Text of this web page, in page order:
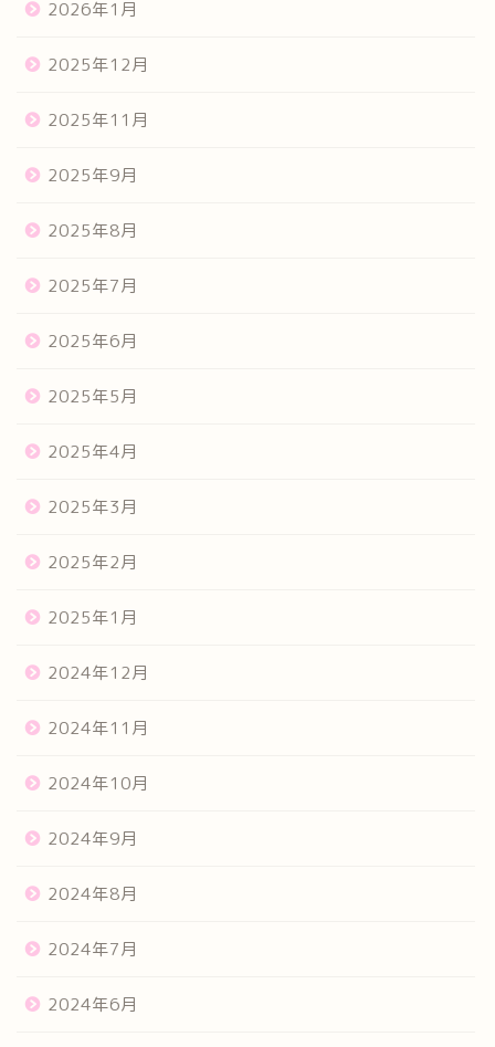
2026年1月
2025年12月
2025年11月
2025年9月
2025年8月
2025年7月
2025年6月
2025年5月
2025年4月
2025年3月
2025年2月
2025年1月
2024年12月
2024年11月
2024年10月
2024年9月
2024年8月
2024年7月
2024年6月